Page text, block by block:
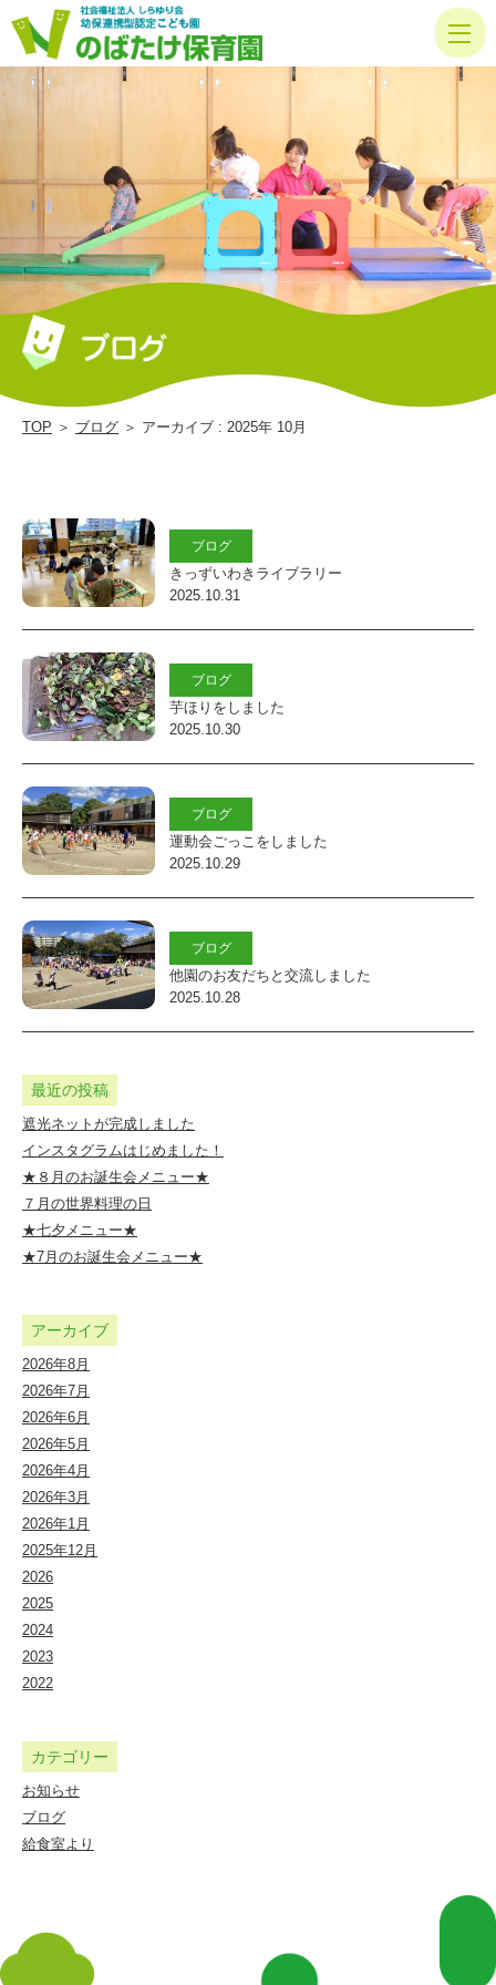
10
の
ば
た
け
保
園
法
人
り
幼
連
型
TOP ＞ ブログ ＞ アーカイブ : 2025年 10月
ブログ
きっずいわきライブラリー
2025.10.31
ブログ
芋ほりをしました
2025.10.30
ブログ
運動会ごっこをしました
2025.10.29
ブログ
他園のお友だちと交流しました
2025.10.28
最近の投稿
遮光ネットが完成しました
インスタグラムはじめました！
★８月のお誕生会メニュー★
７月の世界料理の日
★七夕メニュー★
★7月のお誕生会メニュー★
アーカイブ
2026年8月
2026年7月
2026年6月
2026年5月
2026年4月
2026年3月
2026年1月
2025年12月
2026
2025
2024
2023
2022
カテゴリー
お知らせ
ブログ
給食室より